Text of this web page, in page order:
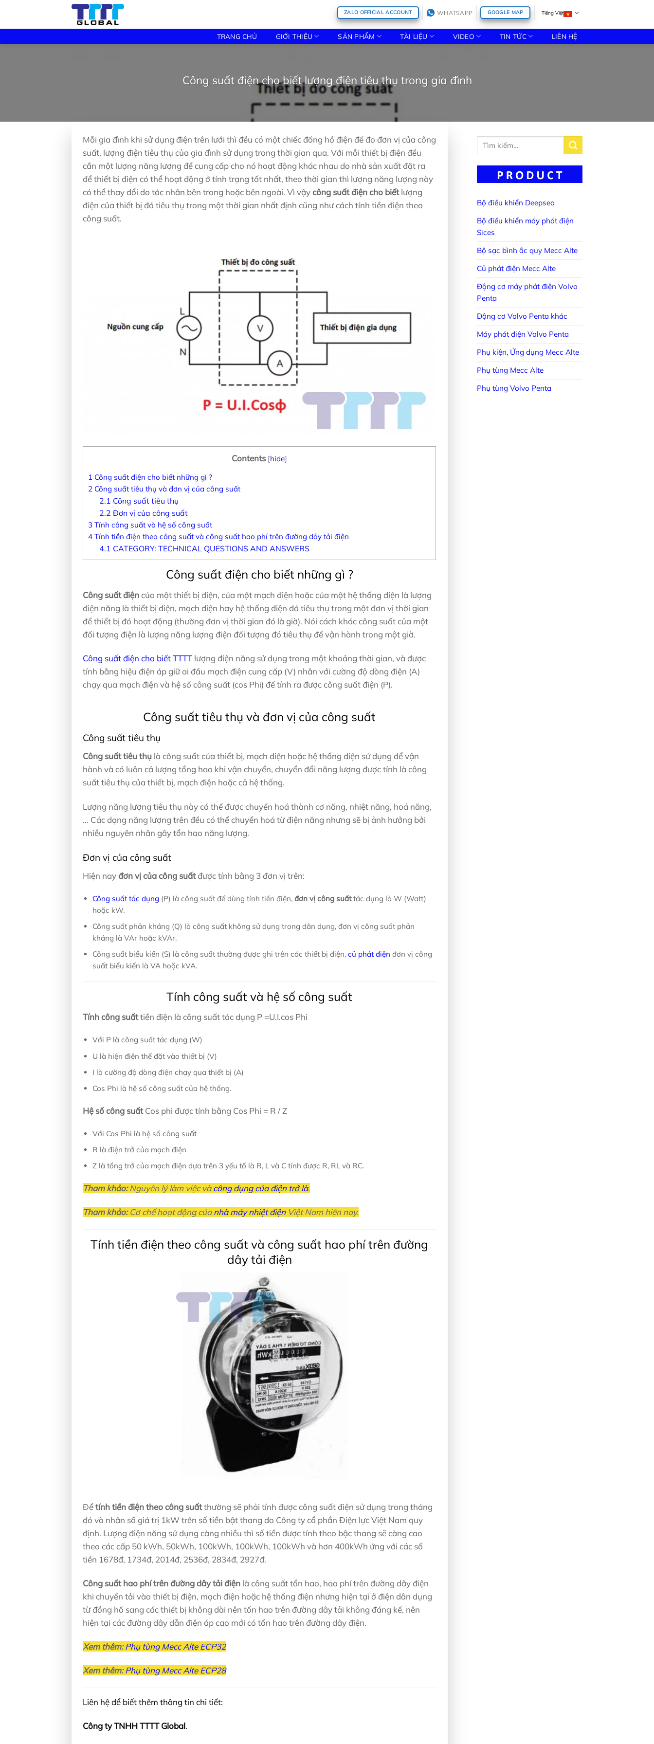
content
ZALO OFFICIAL ACCOUNT WHATSAPP GOOGLE MAP Tiếng Việt
TRANG CHỦ GIỚI THIỆU SẢN PHẨM TÀI LIỆU VIDEO TIN TỨC LIÊN HỆ
Công suất điện cho biết lượng điện tiêu thụ trong gia đình
Mỗi gia đình khi sử dụng điện trên lưới thì đều có một chiếc đồng hồ điện để đo đơn vị của công
suất, lượng điện tiêu thụ của gia đình sử dụng trong thời gian qua. Với mỗi thiết bị điện đều
cần một lượng năng lượng để cung cấp cho nó hoạt động khác nhau do nhà sản xuất đặt ra
để thiết bị điện có thể hoạt động ở tính trạng tốt nhất, theo thời gian thì lượng năng lượng này
có thể thay đổi do tác nhân bên trong hoặc bên ngoài. Vì vậycông suất điện cho biếtlượng
điện của thiết bị đó tiêu thụ trong một thời gian nhất định cũng như cách tính tiền điện theo
công suất.
Contents [hide]
1 Công suất điện cho biết những gì ?
2Công suất tiêu thụ và đơn vị của công suất
2.1 Công suất tiêu thụ
2.2 Đơn vị của công suất
3 Tính công suất và hệ số công suất
4Tính tiền điện theo công suất và công suất hao phí trên đường dây tải điện
4.1 CATEGORY: TECHNICAL QUESTIONS AND ANSWERS
Công suất điện cho biết những gì ?
Công suất điệncủa một thiết bị điện, của một mạch điện hoặc của một hệ thống điện là lượng
điện năng là thiết bị điện, mạch điện hay hệ thống điện đó tiêu thụ trong một đơn vị thời gian
để thiết bị đó hoạt động (thường đơn vị thời gian đó là giờ). Nói cách khác công suất của một
đối tượng điện là lượng năng lượng điện đối tượng đó tiêu thụ để vận hành trong một giờ.
Công suất điện cho biết TTTTlượng điện năng sử dụng trong một khoảng thời gian, và được
tính bằng hiệu điện áp giữ ai đầu mạch điện cung cấp (V) nhân với cường độ dòng điện (A)
chạy qua mạch điện và hệ số công suất (cos Phi) để tính ra được công suất điện (P).
Công suất tiêu thụ và đơn vị của công suất
Công suất tiêu thụ
Công suất tiêu thụlà công suất của thiết bị, mạch điện hoặc hệ thống điện sử dụng để vận
hành và có luôn cả lượng tổng hao khi vận chuyển, chuyển đổi năng lượng được tính là công
suất tiêu thụ của thiết bị, mạch điện hoặc cả hệ thống.
Lượng năng lượng tiêu thụ này có thể được chuyển hoá thành cơ năng, nhiệt năng, hoá năng,
… Các dạng năng lượng trên đều có thể chuyển hoá từ điện năng nhưng sẽ bị ảnh hưởng bởi
nhiều nguyên nhân gây tổn hao năng lượng.
Đơn vị của công suất
Hiện nayđơn vị của công suấtđược tính bằng 3 đơn vị trên:
Công suất tác dụng (P) là công suất để dùng tính tiền điện, đơn vị công suấttác dụng là W (Watt)
hoặc kW.
Công suất phản kháng (Q) là công suất không sử dụng trong dân dụng, đơn vị công suất phản
kháng là VAr hoặc kVAr.
Công suất biểu kiến (S) là công suất thường được ghi trên các thiết bị điện,củ phát điện đơn vị công
suất biểu kiến là VA hoặc kVA.
Tính công suất và hệ số công suất
Tính công suấttiền điện là công suất tác dụng P =U.I.cos Phi
Với P là công suất tác dụng (W)
U là hiện điện thể đặt vào thiết bị (V)
I là cường độ dòng điện chạy qua thiết bị (A)
Cos Phi là hệ số công suất của hệ thống.
Hệ số công suấtCos phi được tính bằng Cos Phi = R / Z
Với Cos Phi là hệ số công suất
R là điện trở của mạch điện
Z là tổng trở của mạch điện dựa trên 3 yếu tố là R, L và C tính được R, RL và RC.
Tham khảo:Nguyên lý làm việc vàcông dụng của điện trở là.
Tham khảo:Cơ chế hoạt động củanhà máy nhiệt điệnViệt Nam hiện nay.
Tính tiền điện theo công suất và công suất hao phí trên đường
dây tải điện
Đểtính tiền điện theo công suấtthường sẽ phải tính được công suất điện sử dụng trong tháng
đó và nhân số giá trị 1kW trên số tiền bật thang do Công ty cổ phần Điện lực Việt Nam quy
định. Lượng điện năng sử dụng càng nhiều thì số tiền được tính theo bậc thang sẽ càng cao
theo các cấp 50 kWh, 50kWh, 100kWh, 100kWh, 100kWh và hơn 400kWh ứng với các số
tiền 1678đ, 1734đ, 2014đ, 2536đ, 2834đ, 2927đ.
Công suất hao phí trên đường dây tải điệnlà công suất tổn hao, hao phí trên đường dây điện
khi chuyển tải vào thiết bị điện, mạch điện hoặc hệ thống điện nhưng hiện tại ở điện dân dụng
từ đồng hồ sang các thiết bị không dài nên tổn hao trên đường dây tải không đáng kể, nên
hiện tại các đường dây dẫn điện áp cao mới có tổn hao trên đường dây điện.
Xem thêm: Phụ tùng Mecc Alte ECP32
Xem thêm: Phụ tùng Mecc Alte ECP28
Liên hệ để biết thêm thông tin chi tiết:
Công ty TNHH TTTT Global.
Tìm
Bộ điều khiển Deepsea
Bộ điều khiển máy phát điện
Sices
Bộ sạc bình ắc quy Mecc Alte
Củ phát điện Mecc Alte
Động cơ máy phát điện Volvo
Penta
Động cơ Volvo Penta khác
Máy phát điện Volvo Penta
Phụ kiện, Ứng dụng Mecc Alte
Phụ tùng Mecc Alte
Phụ tùng Volvo Penta